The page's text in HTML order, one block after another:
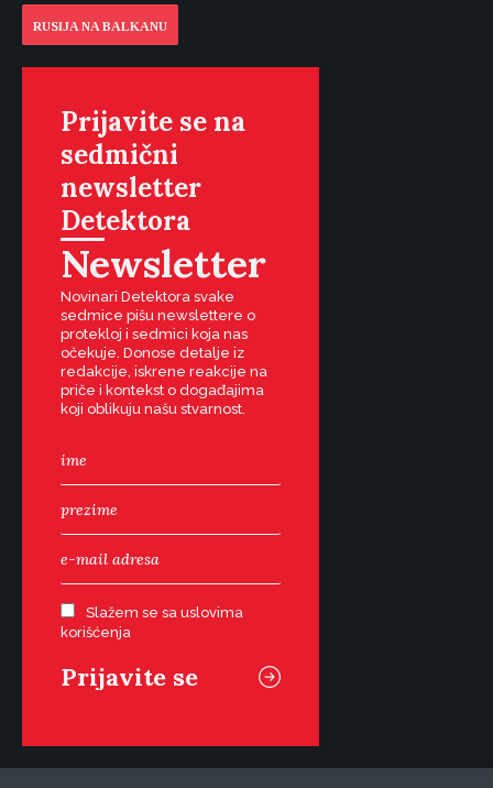
RUSIJA NA BALKANU
Prijavite se na
sedmični
newsletter
Detektora
Newsletter
Novinari Detektora svake
sedmice pišu newslettere o
protekloj i sedmici koja nas
očekuje. Donose detalje iz
redakcije, iskrene reakcije na
priče i kontekst o događajima
koji oblikuju našu stvarnost.
Slažem se sa uslovima
korišćenja